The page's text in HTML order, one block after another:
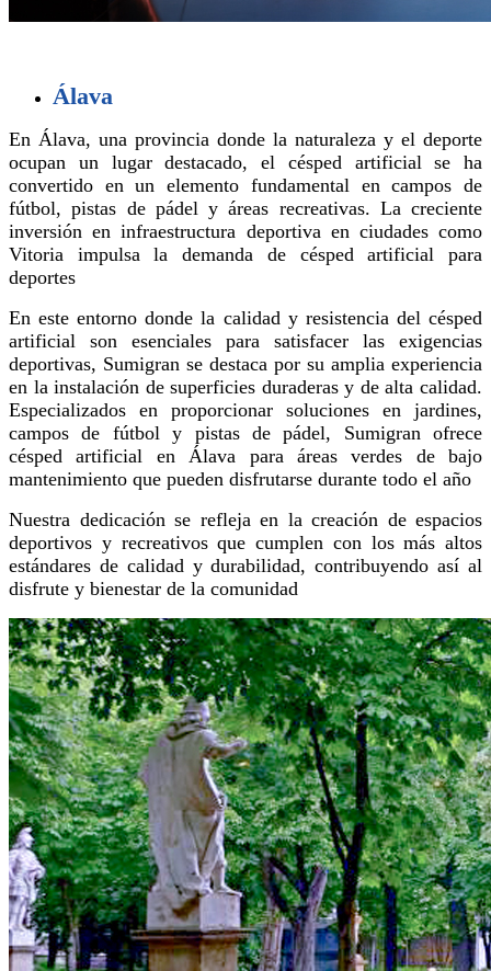
Álava
En Álava, una provincia donde la naturaleza y el deporte
ocupan un lugar destacado, el césped artificial se ha
convertido en un elemento fundamental en campos de
fútbol, pistas de pádel y áreas recreativas. La creciente
inversión en infraestructura deportiva en ciudades como
Vitoria impulsa la demanda de césped artificial para
deportes
En este entorno donde la calidad y resistencia del césped
artificial son esenciales para satisfacer las exigencias
deportivas, Sumigran se destaca por su amplia experiencia
en la instalación de superficies duraderas y de alta calidad.
Especializados en proporcionar soluciones en jardines,
campos de fútbol y pistas de pádel, Sumigran ofrece
césped artificial en Álava para áreas verdes de bajo
mantenimiento que pueden disfrutarse durante todo el año
Nuestra dedicación se refleja en la creación de espacios
deportivos y recreativos que cumplen con los más altos
estándares de calidad y durabilidad, contribuyendo así al
disfrute y bienestar de la comunidad